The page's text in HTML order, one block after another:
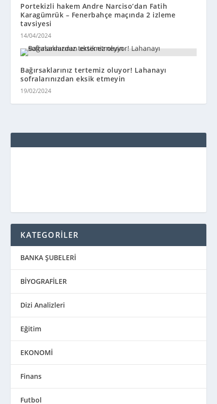
Portekizli hakem Andre Narciso’dan Fatih
Karagümrük – Fenerbahçe maçında 2 izleme
tavsiyesi
14/04/2024
Bağırsaklarınız tertemiz oluyor! Lahanayı
sofralarınızdan eksik etmeyin
19/02/2024
KATEGORİLER
BANKA ŞUBELERİ
BİYOGRAFİLER
Dizi Analizleri
Eğitim
EKONOMİ
Finans
Futbol